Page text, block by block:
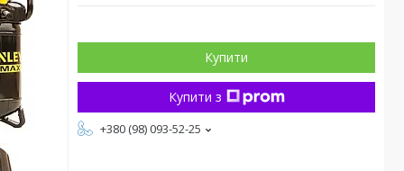
Купити
Купити з
+380 (98) 093-52-25